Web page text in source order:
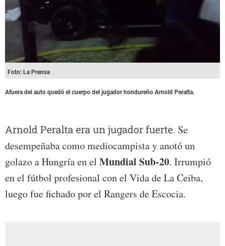
Foto: La Prensa
Afuera del auto quedó el cuerpo del jugador hondureño Arnold Peralta.
Arnold Peralta era un jugador fuerte. Se
desempeñaba como mediocampista y anotó un
golazo a Hungría en el Mundial Sub-20. Irrumpió
en el fútbol profesional con el Vida de La Ceiba,
luego fue fichado por el Rangers de Escocia.